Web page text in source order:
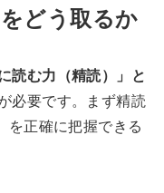
どう取るか
読む力（精読）」と
必要です。まず精読
を正確に把握できる